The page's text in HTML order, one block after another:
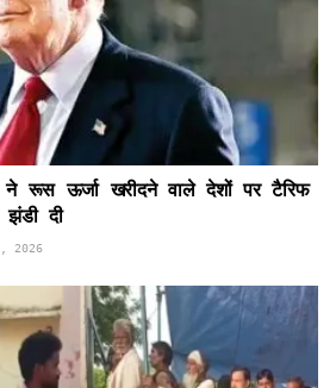
ने रूस ऊर्जा खरीदने वाले देशों पर टैरिफ
झंडी दी
2026